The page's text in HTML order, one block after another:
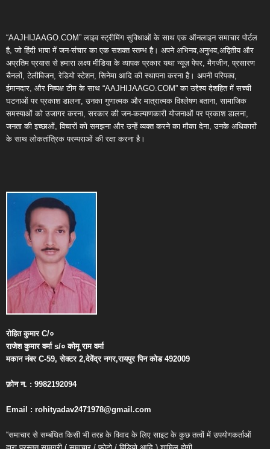
“AAJHIJAAGO.COM” लाइव स्ट्रीमिंग सुविधाओं के साथ एक ऑनलाइन समाचार पोर्टल
है, जो हिंदी भाषा में जन-संचार का एक सशक्त स्तम्भ है। अपने अभिनव,अनुभव,अद्वितीय और
अप्रतिम प्रयास से हमारा लक्ष्य मीडिया के व्यापक प्रकार यथा न्यूज़ पेपर, मैगजीन, प्रसारण
चैनलों, टेलीविजन, रेडियो स्टेशन, सिनेमा आदि की स्थापना करना है। अपनी परिपक्व,
ईमानदार, और निष्पक्ष टीम के साथ “AAJHIJAAGO.COM” का उद्देश्य देशहित में सच्ची
घटनाओं पर प्रकाश डालना, उनका गुणात्मक और मात्रात्मक विश्लेषण बताना, सामाजिक
समस्याओं को उजागर करना, सरकार की जन-कल्याणकारी योजनाओं पर प्रकाश डालना,
जनता की इच्छाओं, विचारों को समझना और उन्हें व्यक्त करने का मौका देना, उनके अधिकारों
के साथ लोकतांत्रिक परम्पराओं की रक्षा करना है।
रोहित कुमारC/०
राजेश कुमार वर्माs/० कोमू राम वर्मा
मकान नंबरC-59,सेक्टर2,देवेंद्र नगर,रायपुर पिन कोड492009
फ़ोन न. : 9982192094
Email : rohityadav2471978@gmail.com
“समाचार से सम्बंधित किसी भी तरह के विवाद के लिए साइट के कुछ तत्वों में उपयोगकर्ताओं